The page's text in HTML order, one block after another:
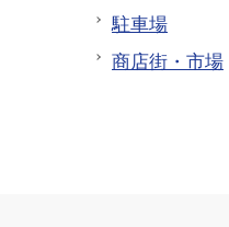
駐車場
商店街・市場